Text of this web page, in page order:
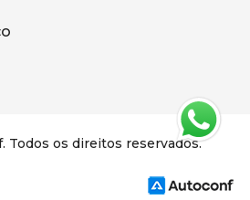
Todos os direitos reservados.